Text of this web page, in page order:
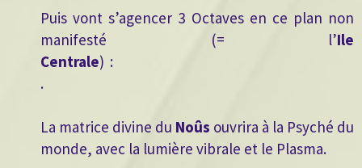
Puis vont s’agencer 3 Octaves en ce plan non
manifesté (= l’Ile
Centrale) :
.
La matrice divine du Noûs ouvrira à la Psyché du
monde, avec la lumière vibrale et le Plasma.